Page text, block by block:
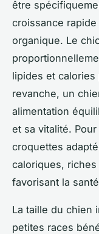
être
croissance
organique. Le
lipides et
revanche, un
alimentation
et sa vitalité.
croquettes
caloriques,
favorisant la
La taille du chien
petites races